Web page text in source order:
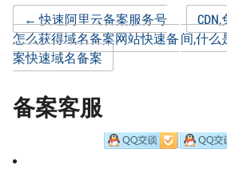
Post
navigation
← 快速阿里云备案服务号
怎么获得域名备案网站快速备
案快速域名备案
间,什么
备案客服